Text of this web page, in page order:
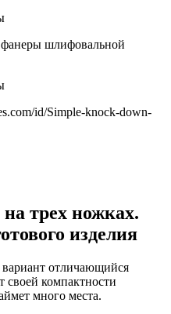
фанеры шлифовальной
id/Simple-knock-down-
на трех ножках.
изделия
отличающийся
своей компактности
много места.